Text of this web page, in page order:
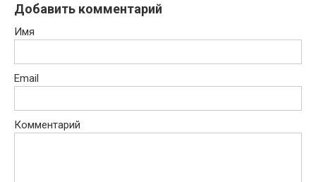
Добавить комментарий
Имя
Email
Комментарий